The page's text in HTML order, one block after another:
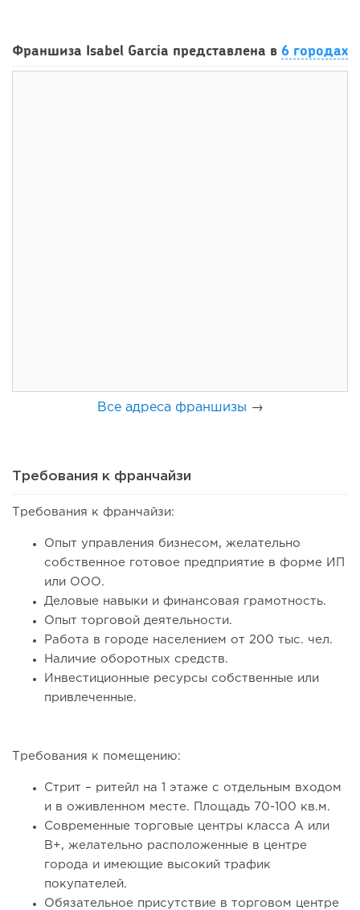
2026 году:...
124 8
модели производства...
129 0 0
От стартапа за 30 тысяч рублей до бизнеса стоимостью
миллиарды:...
Франшиза Isabel Garcia представлена в 6 городах
Все адреса франшизы →
Требования к франчайзи
Требования к франчайзи:
Опыт управления бизнесом, желательно
собственное готовое предприятие в форме ИП
или ООО.
Деловые навыки и финансовая грамотность.
Опыт торговой деятельности.
Работа в городе населением от 200 тыс. чел.
Наличие оборотных средств.
Инвестиционные ресурсы собственные или
привлеченные.
Требования к помещению:
Стрит – ритейл на 1 этаже с отдельным входом
и в оживленном месте. Площадь 70-100 кв.м.
Современные торговые центры класса А или
В+, желательно расположенные в центре
города и имеющие высокий трафик
покупателей.
Обязательное присутствие в торговом центре